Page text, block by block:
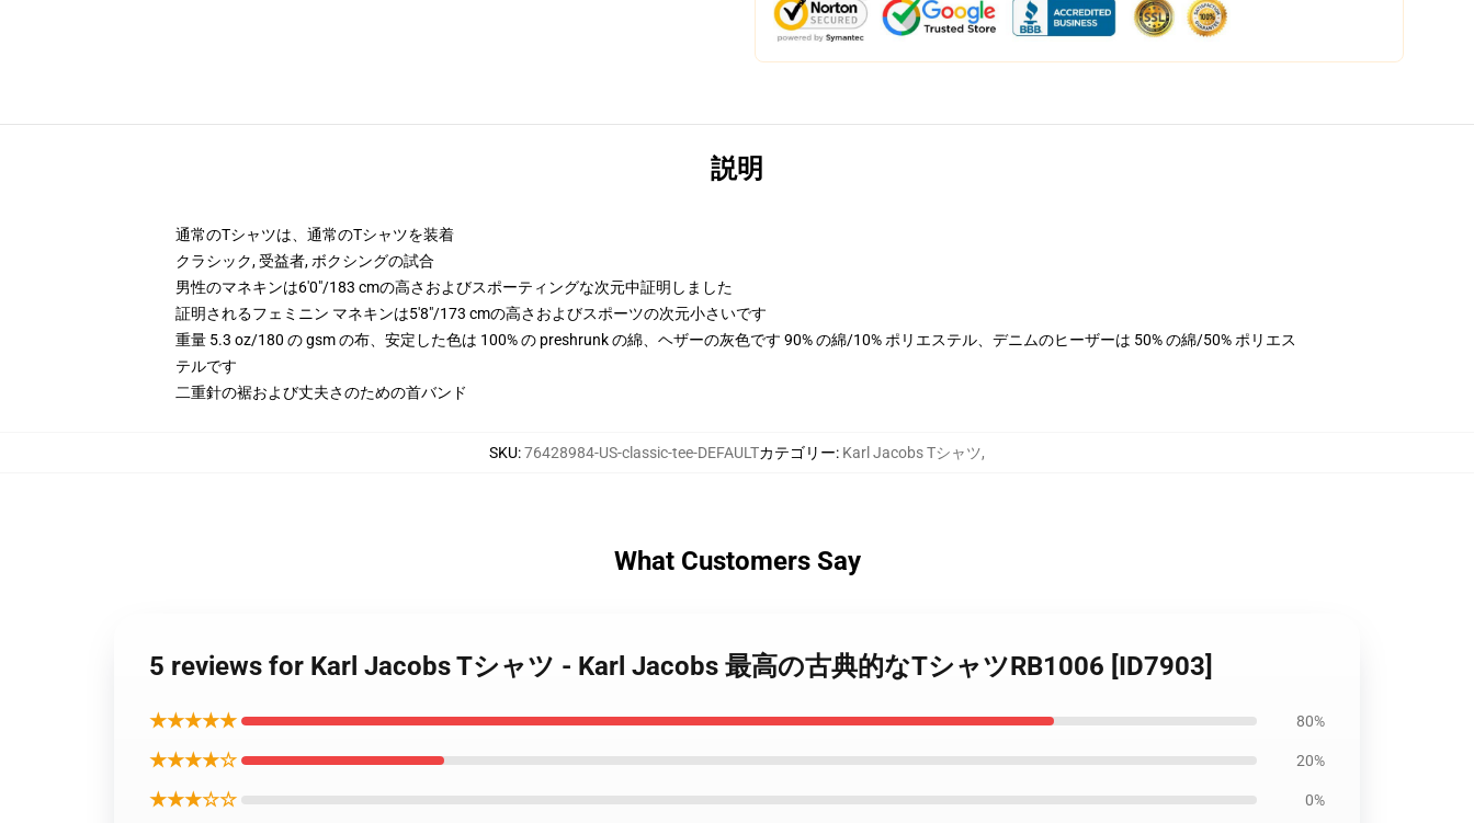
説明
通常のTシャツは、通常のTシャツを装着
クラシック, 受益者, ボクシングの試合
男性のマネキンは6'0"/183 cmの高さおよびスポーティングな次元中証明しました
証明されるフェミニン マネキンは5'8"/173 cmの高さおよびスポーツの次元小さいです
重量 5.3 oz/180 の gsm の布、安定した色は 100% の preshrunk の綿、ヘザーの灰色です 90% の綿/10% ポリエステル、デニムのヒーザーは 50% の綿/50% ポリエス
テルです
二重針の裾および丈夫さのための首バンド
SKU:76428984-US-classic-tee-DEFAULTカテゴリー: Karl Jacobs Tシャツ,
What Customers Say
5 reviews for Karl Jacobs Tシャツ - Karl Jacobs 最高の古典的なTシャツRB1006 [ID7903]
★★★★★ 80%
★★★★☆ 20%
★★★☆☆ 0%